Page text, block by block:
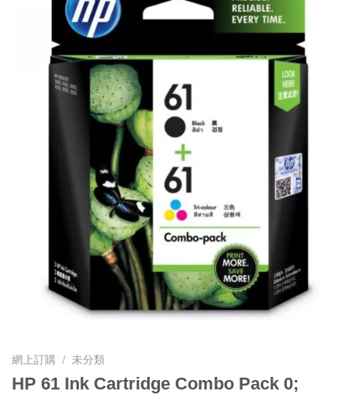
網上訂購 / 未分類
HP 61 Ink Cartridge Combo Pack 0;